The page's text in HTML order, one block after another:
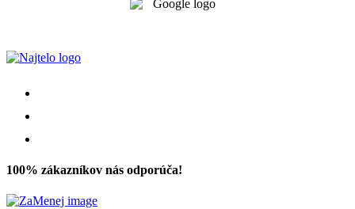
100% zákazníkov nás odporúča!